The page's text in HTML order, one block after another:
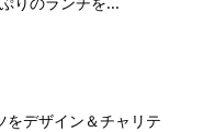
をデザイン＆チャリテ